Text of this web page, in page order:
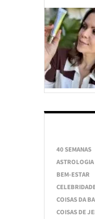
40 SEMANAS
ASTROLOGIA
BEM-ESTAR
COISAS DA
COISAS DE